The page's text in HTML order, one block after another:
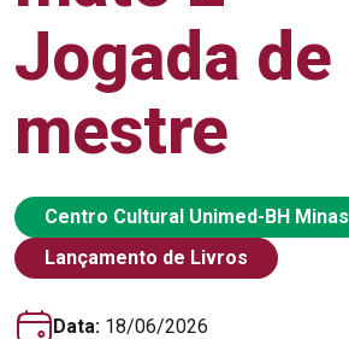
Jogada de
mestre
Centro Cultural Unimed-BH Minas
Lançamento de Livros
Data: 18/06/2026